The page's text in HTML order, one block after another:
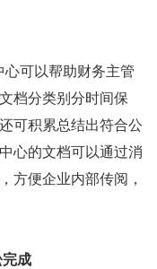
心可以帮助财务主管
档分类别分时间保
可积累总结出符合公
心的文档可以通过消
方便企业内部传阅，
成